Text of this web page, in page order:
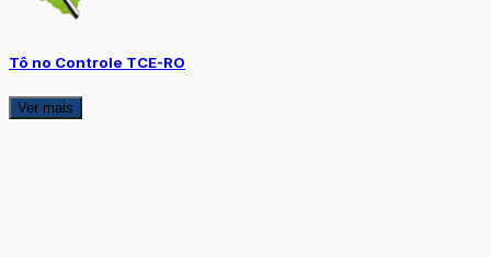
Tô no Controle TCE-RO
Ver mais